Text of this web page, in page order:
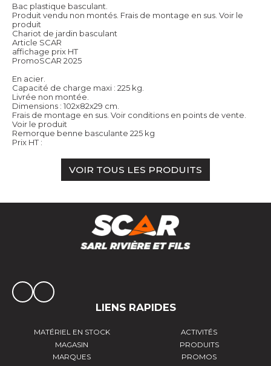
Bac plastique basculant.
Produit vendu non montés. Frais de montage en sus. Voir le
produit
Chariot de jardin basculant
Article SCAR
affichage prix HT
PromoSCAR 2025
En acier.
Capacité de charge maxi : 225 kg.
Livrée non montée.
Dimensions : 102x82x29 cm.
Frais de montage en sus. Voir conditions en points de vente.
Voir le produit
Remorque benne basculante 225 kg
Prix HT :
VOIR TOUS LES PRODUITS
LIENS RAPIDES
MATÉRIEL EN STOCK
ACTIVITÉS
MAGASIN
PRODUITS
MARQUES
PROMOS